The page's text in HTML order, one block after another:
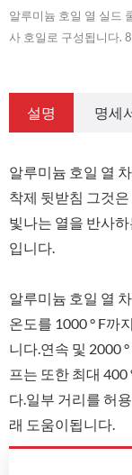
알루미늄 호일 열 실드
사 호일로 구성됩니다.
설명 명세
알루미늄 호일 열
착제 뒷받침 그것
빛나는 열을 반사
입니다.
알루미늄 호일 열
온도를 1000 ° F까
니다.연속 및 2000
프는 또한 최대 400
다.일부 거리를 허
래 도움이됩니다.